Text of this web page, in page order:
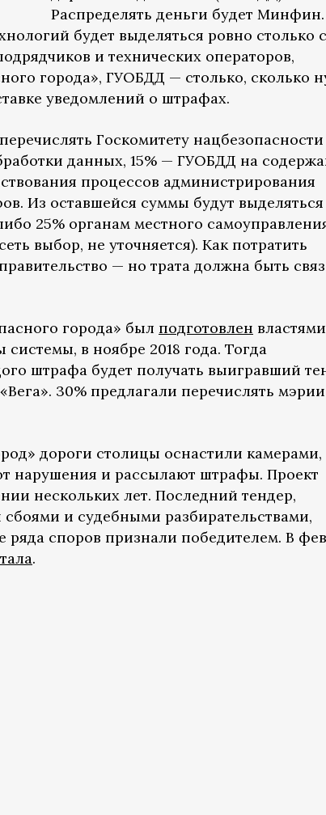
Распределять деньги будет Минфин.
будет выделяться ровно столько
и технических операторов,
города», ГУОБДД — столько, сколько
уведомлений о штрафах.
Госкомитету нацбезопасности
данных, 15% — ГУОБДД на
процессов администрирования
Из оставшейся суммы будут выделяться
25% органам местного
выбор, не уточняется). Как потратить
— но трата должна быть
города» был подготовлен властями
в ноябре 2018 года. Тогда
штрафа будет получать выигравший
30% предлагали перечислять мэрии
дороги столицы оснастили камерами,
нарушения и рассылают штрафы. Проект
нескольких лет. Последний тендер,
и судебными разбирательствами,
ряда споров признали победителем. В
.